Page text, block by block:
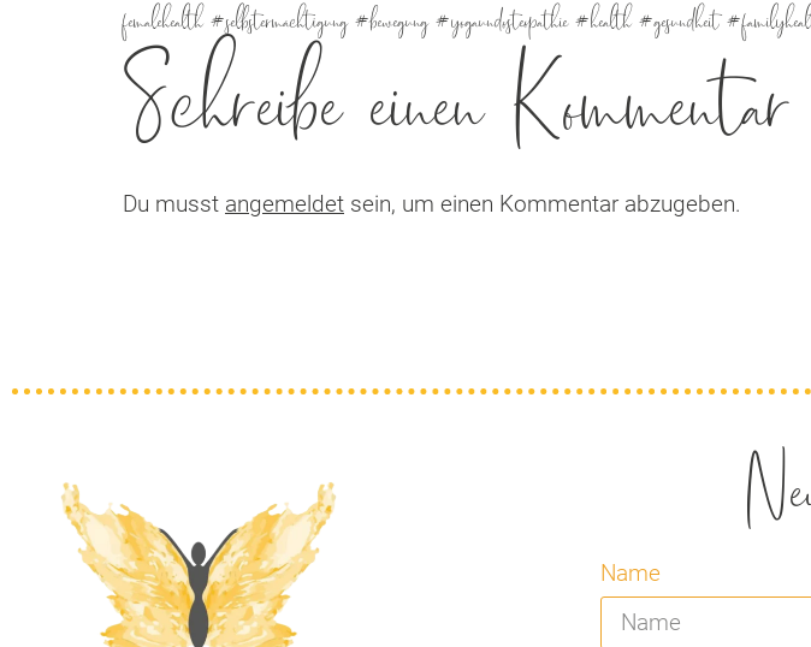
femalehealth #selbstermächtigung #bewegung #yogaundosteopathie #health #gesundheit
Schreibe einen Kommentar
Du musst angemeldet sein, um einen Kommentar abzugeben.
Name